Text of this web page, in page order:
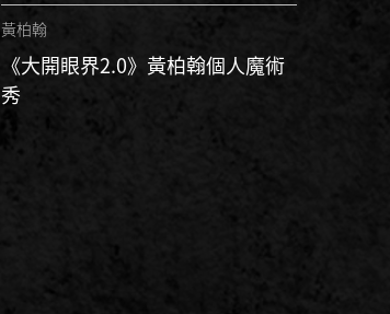
黃柏翰
《大開眼界2.0》黃柏翰個人魔術
秀